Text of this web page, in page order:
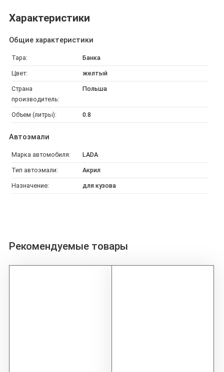
Характеристики
Общие характеристики
Тара: Банка
Цвет: желтый
Страна
производитель:
Польша
Объем (литры): 0.8
Автоэмали
Марка автомобиля: LADA
Тип автоэмали: Акрил
Назначение: для кузова
Рекомендуемые товары